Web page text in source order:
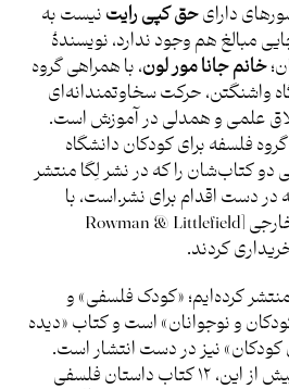
دارایحق کپی رایتنیست به
مبالغ هم وجود ندارد، نویسندۀ
خانم جانا مور لون، با همراهی گروه
واشنگتن، حرکت سخاوتمندانه‌ای
علمی و همدلی در آموزش است.
فلسفه برای کودکان دانشگاه
دو کتاب‌شان را که در نشر لِگا منتشر
دست اقدام برای نشر.است، با
پرداخت ۴۰۰ دلار به ناشر خارجی [Rowman & Littlefield
کرده‌ایم؛ «کودک فلسفی» و
و نوجوانان» است و کتاب «دیده
نیز در دست انتشار است.
جانا مور لون و گروه‌شان پیش از این، ۱۲ کتاب داستان‌ فلسفی